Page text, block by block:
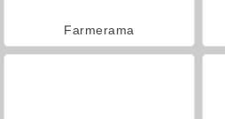
Farmerama